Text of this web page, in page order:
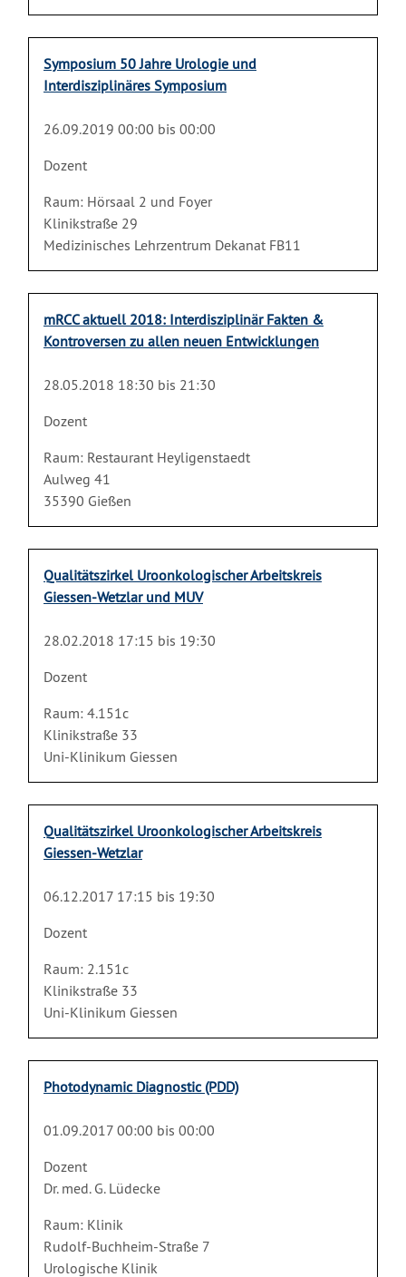
Symposium 50 Jahre Urologie und
Interdisziplinäres Symposium
26.09.2019 00:00 bis 00:00
Dozent
Raum: Hörsaal 2 und Foyer
Klinikstraße 29
Medizinisches Lehrzentrum Dekanat FB11
mRCC aktuell 2018: Interdisziplinär Fakten &
Kontroversen zu allen neuen Entwicklungen
28.05.2018 18:30 bis 21:30
Dozent
Raum: Restaurant Heyligenstaedt
Aulweg 41
35390 Gießen
Qualitätszirkel Uroonkologischer Arbeitskreis
Giessen-Wetzlar und MUV
28.02.2018 17:15 bis 19:30
Dozent
Raum: 4.151c
Klinikstraße 33
Uni-Klinikum Giessen
Qualitätszirkel Uroonkologischer Arbeitskreis
Giessen-Wetzlar
06.12.2017 17:15 bis 19:30
Dozent
Raum: 2.151c
Klinikstraße 33
Uni-Klinikum Giessen
Photodynamic Diagnostic (PDD)
01.09.2017 00:00 bis 00:00
Dozent
Dr. med. G. Lüdecke
Raum: Klinik
Rudolf-Buchheim-Straße 7
Urologische Klinik